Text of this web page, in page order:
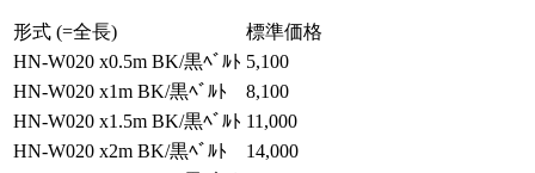
形式 (=全長)
標準価格
HN-W020 x0.5m BK/黒ﾍﾞﾙﾄ 5,100
HN-W020 x1m BK/黒ﾍﾞﾙﾄ
8,100
HN-W020 x1.5m BK/黒ﾍﾞﾙﾄ 11,000
HN-W020 x2m BK/黒ﾍﾞﾙﾄ
14,000